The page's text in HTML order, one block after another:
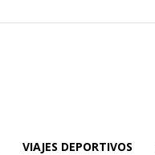
VIAJES DEPORTIVOS